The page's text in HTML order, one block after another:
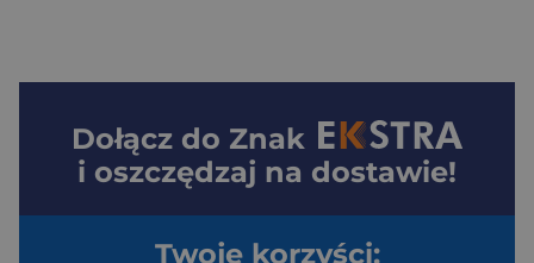
Dołącz do Znak
i oszczędzaj na dostawie!
Twoje korzyści: